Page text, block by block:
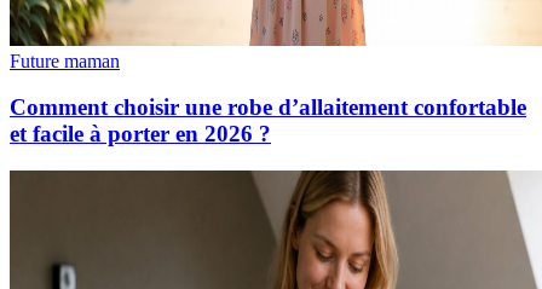
Future maman
Comment choisir une robe d’allaitement confortable
et facile à porter en 2026 ?